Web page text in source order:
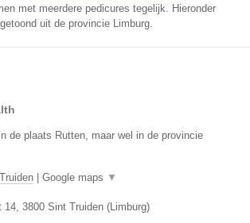
met meerdere pedicures tegelijk. Hieronder
uit de provincie Limburg.
de plaats Rutten, maar wel in de provincie
Google maps ▼
14, 3800 Sint Truiden (Limburg)